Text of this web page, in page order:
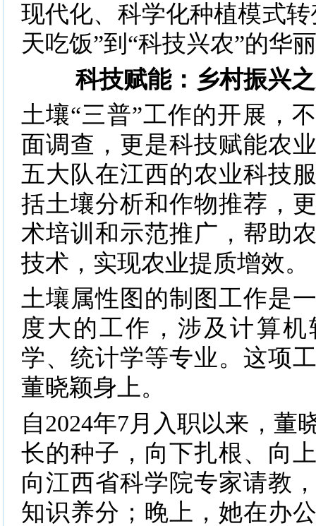
现代化、科学化种植模式
天吃饭”到“科技兴农”的华
科技赋能：乡村振兴
土壤“三普”工作的开展，
面调查，更是科技赋能农
五大队在江西的农业科技
括土壤分析和作物推荐，
术培训和示范推广，帮助
技术，实现农业提质增效。
土壤属性图的制图工作是
度大的工作，涉及计算
学、统计学等专业。这项
董晓颖身上。
自2024年7月入职以来，董
长的种子，向下扎根、向
向江西省科学院专家请教
知识养分；晚上，她在办